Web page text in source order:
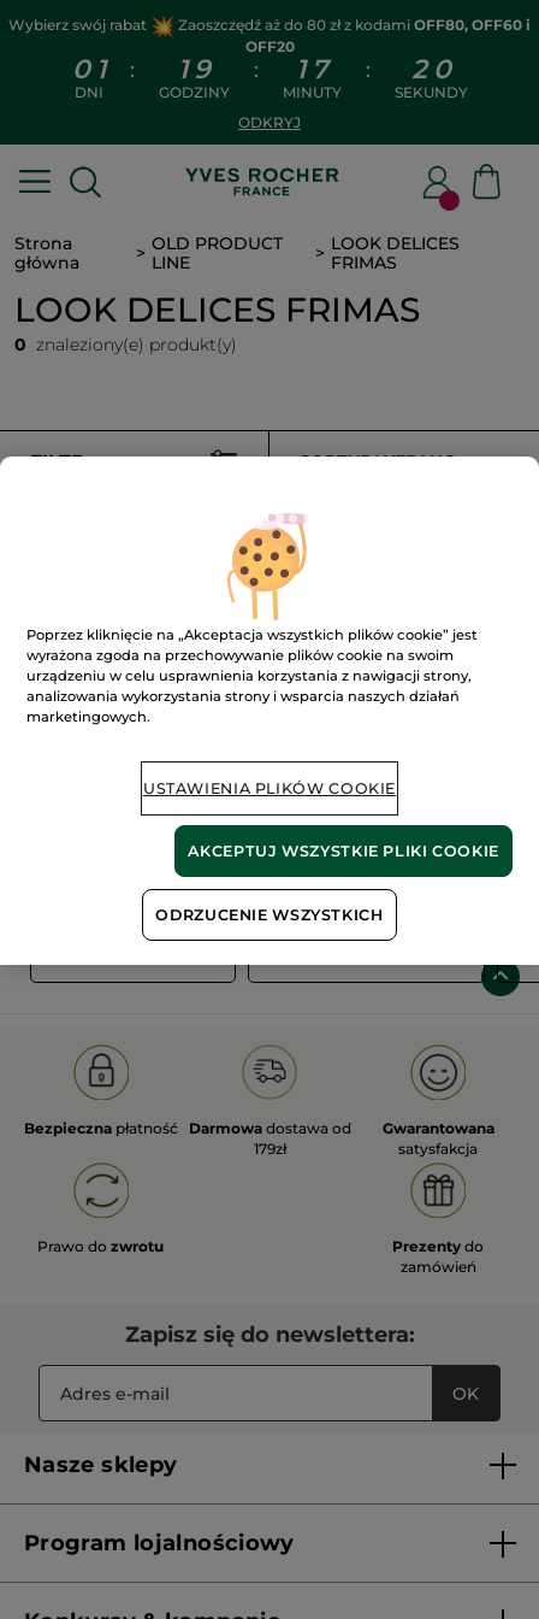
Wybierz swój rabat Zaoszczędź aż do 80 zł z kodami OFF80, OFF60 i
OFF20
0 1
DNI
: 1 9
GODZINY
: 1 7
MINUTY
: 2 0
SEKUNDY
ODKRYJ
Strona
główna
OLD PRODUCT
LINE
LOOK DELICES
FRIMAS
LOOK DELICES FRIMAS
0 znaleziony(e) produkt(y)
FILTR SORTUJ WEDŁUG
100%ekstrakty
roślinne
60 hektarów
pól organicznych
Pokaż więcej
Bezpieczna płatność Darmowa dostawa od
179zł
Gwarantowana
satysfakcja
Prawo dozwrotu Prezenty do
zamówień
Zapisz się do newslettera:
OK
Nasze sklepy
Franczyza
Program lojalnościowy
Poprzez kliknięcie na „Akceptacja wszystkich plików cookie” jest
wyrażona zgoda na przechowywanie plików cookie na swoim
urządzeniu w celu usprawnienia korzystania z nawigacji strony,
analizowania wykorzystania strony i wsparcia naszych działań
marketingowych.
USTAWIENIA PLIKÓW COOKIE
ODRZUCENIE WSZYSTKICH
AKCEPTUJ WSZYSTKIE PLIKI COOKIE